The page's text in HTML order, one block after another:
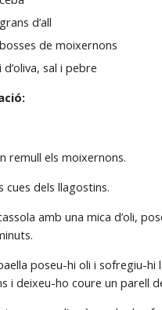
d’all
de moixernons
d’oliva, sal i pebre
remull els moixernons.
cues dels llagostins.
amb una mica d’oli,
poseu-hi oli i sofregiu-hi
i deixeu-ho coure un parell